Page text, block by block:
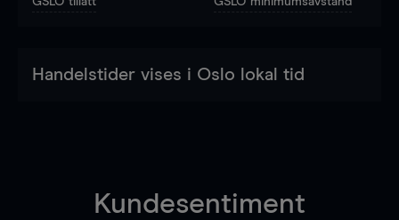
Handelstider vises i Oslo lokal tid
Kundesentiment